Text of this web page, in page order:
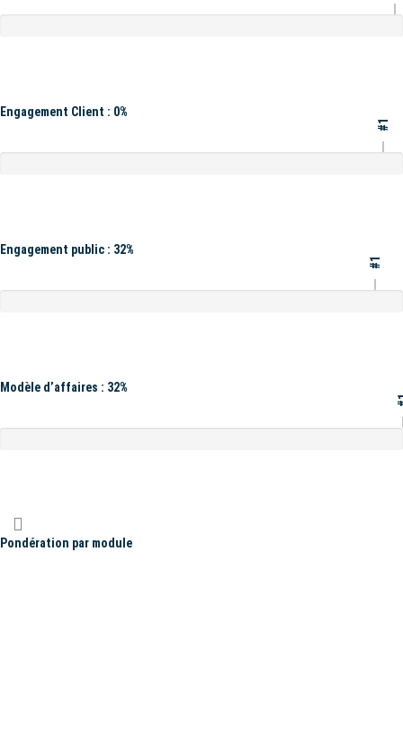
Engagement Client : 0%
#1
Engagement public : 32%
#1
Modèle d’affaires : 32%
Pondération par module